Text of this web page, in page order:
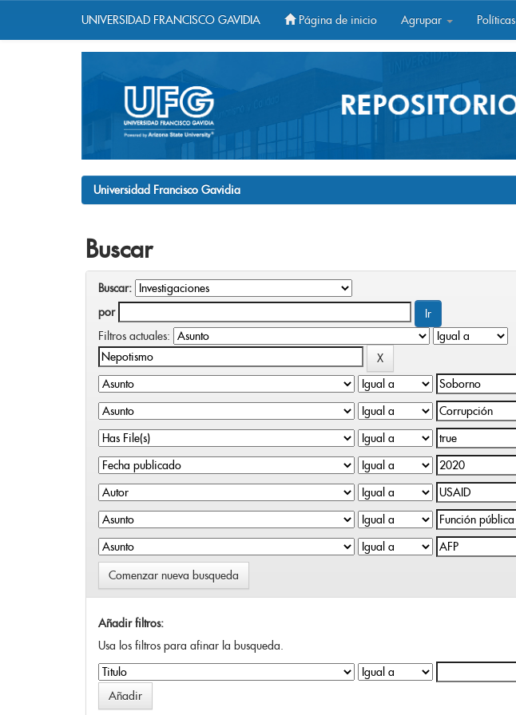
UNIVERSIDAD FRANCISCO GAVIDIA Página de inicio Agrupar Políticas
Universidad Francisco Gavidia
Buscar
Buscar:
por
Filtros actuales:
Comenzar nueva busqueda
Añadir filtros:
Usa los filtros para afinar la busqueda.